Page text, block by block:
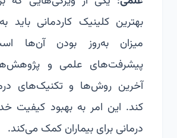
بهترین کلینیک کاردمانی باید
میزان به‌روز بودن آن‌ها
پیشرفت‌های علمی و
آخرین روش‌ها و تکنیک‌های
کند. این امر به بهبود کیفیت
درمانی برای بیماران کمک می‌کند.